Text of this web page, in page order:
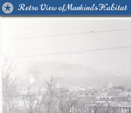
Retro View of Mankind's Habitat